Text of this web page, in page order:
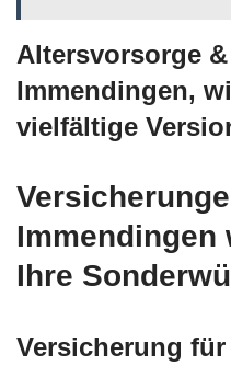
Altersvorsorge
Immendingen,
vielfältige
Immendingen
Ihre
Versicherung